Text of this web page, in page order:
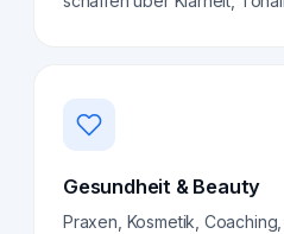
Gesundheit & Beauty
Praxen, Kosmetik,